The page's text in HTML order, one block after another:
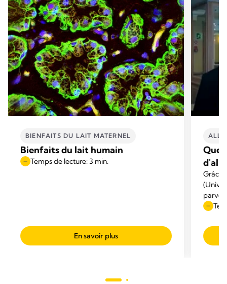
BIENFAITS DU LAIT MATERNEL
Bienfaits du lait humain
Temps de lecture: 3 min.
En savoir plus
Grâce
ce qui